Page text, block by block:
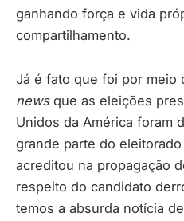
ganhando força e vida
compartilhamento.
Já é fato que foi por meio
news que as eleições
Unidos da América foram
grande parte do
acreditou na propagação
respeito do candidato
temos a absurda notícia